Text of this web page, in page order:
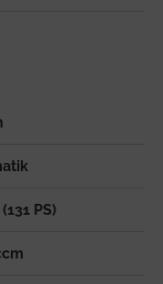
PS)